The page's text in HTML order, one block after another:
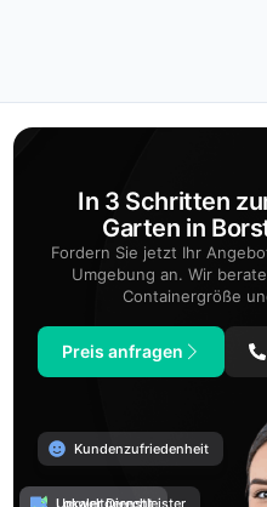
In 3 Schritten
Garten in
Fordern Sie jetzt Ihr
Umgebung an. Wir
Containergröße
Preis anfragen
Kundenzufriedenheit
Umweltgerecht
Lokaler Dienstleister